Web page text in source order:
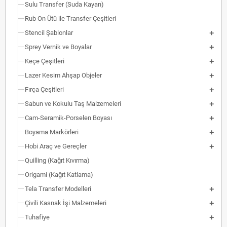
Sulu Transfer (Suda Kayan)
Rub On Ütü ile Transfer Çeşitleri
Stencil Şablonlar
Sprey Vernik ve Boyalar
Keçe Çeşitleri
Lazer Kesim Ahşap Objeler
Fırça Çeşitleri
Sabun ve Kokulu Taş Malzemeleri
Cam-Seramik-Porselen Boyası
Boyama Markörleri
Hobi Araç ve Gereçler
Quilling (Kağıt Kıvırma)
Origami (Kağıt Katlama)
Tela Transfer Modelleri
Çivili Kasnak İşi Malzemeleri
Tuhafiye